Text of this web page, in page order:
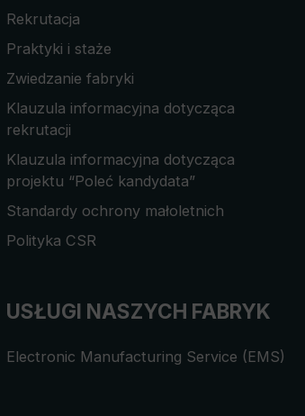
Rekrutacja
Praktyki i staże
Zwiedzanie fabryki
Klauzula informacyjna dotycząca
rekrutacji
Klauzula informacyjna dotycząca
projektu “Poleć kandydata”
Standardy ochrony małoletnich
Polityka CSR
USŁUGI NASZYCH FABRYK
Electronic Manufacturing Service (EMS)